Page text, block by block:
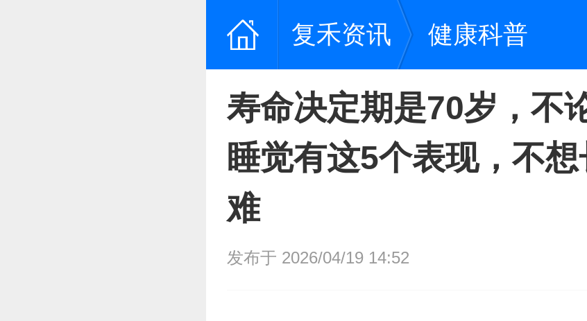
复禾资讯 健康科普
寿命决定期是70岁，不
睡觉有这5个表现，不
难
发布于 2026/04/19 14:52